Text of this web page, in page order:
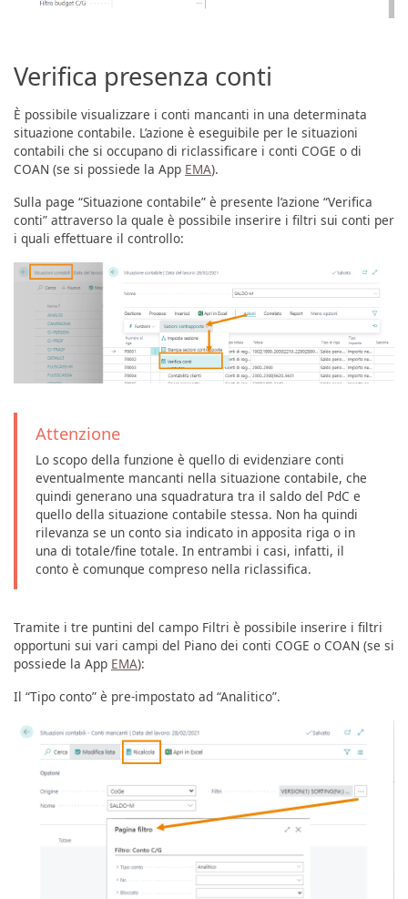
Verifica presenza conti
È possibile visualizzare i conti mancanti in una determinata
situazione contabile. L’azione è eseguibile per le situazioni
contabili che si occupano di riclassificare i conti COGE o di
COAN (se si possiede la App EMA).
Sulla page “Situazione contabile” è presente l’azione “Verifica
conti” attraverso la quale è possibile inserire i filtri sui conti per
i quali effettuare il controllo:
Attenzione
Lo scopo della funzione è quello di evidenziare conti
eventualmente mancanti nella situazione contabile, che
quindi generano una squadratura tra il saldo del PdC e
quello della situazione contabile stessa. Non ha quindi
rilevanza se un conto sia indicato in apposita riga o in
una di totale/fine totale. In entrambi i casi, infatti, il
conto è comunque compreso nella riclassifica.
Tramite i tre puntini del campo Filtri è possibile inserire i filtri
opportuni sui vari campi del Piano dei conti COGE o COAN (se si
possiede la App EMA):
Il “Tipo conto” è pre-impostato ad “Analitico”.